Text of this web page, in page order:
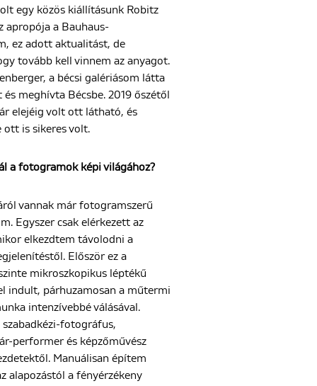
egy közös kiállításunk Robitz
apropója a Bauhaus-
ez adott aktualitást, de
tovább kell vinnem az anyagot.
a bécsi galériásom látta
meghívta Bécsbe. 2019 őszétől
elejéig volt ott látható, és
ott is sikeres volt.
a fotogramok képi világához?
vannak már fotogramszerű
Egyszer csak elérkezett az
elkezdtem távolodni a
Először ez a
mikroszkopikus léptékű
indult, párhuzamosan a műtermi
intenzívebbé válásával.
szabadkézi-fotográfus,
performer és képzőművész
Manuálisan építem
alapozástól a fényérzékeny